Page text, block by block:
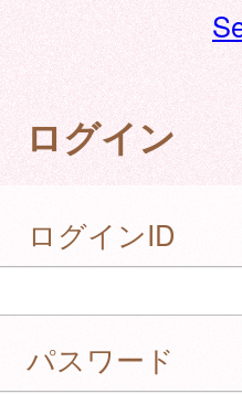
ログイン
ログインID
パスワード